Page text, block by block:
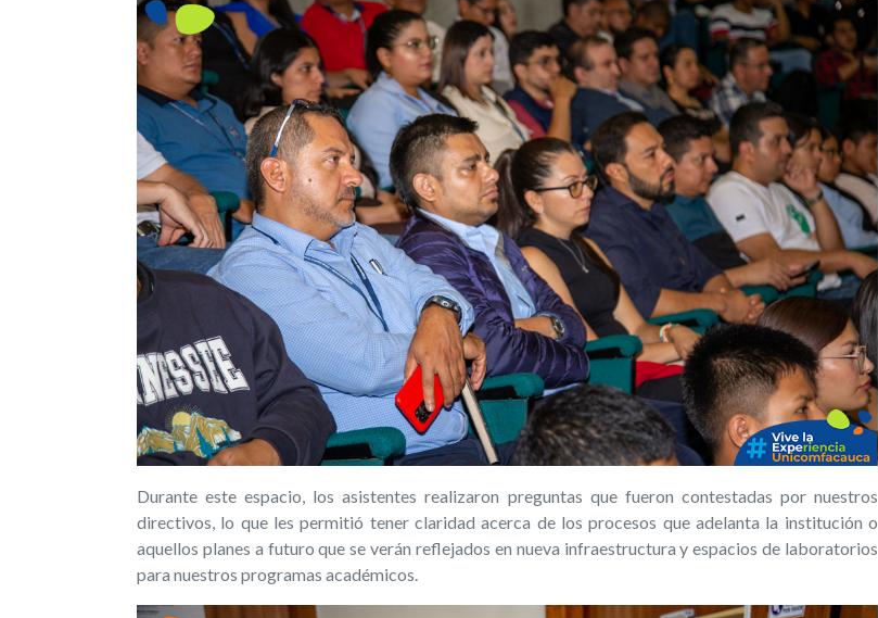
Durante este espacio, los asistentes realizaron preguntas que fueron contestadas por nuestros
directivos, lo que les permitió tener claridad acerca de los procesos que adelanta la institución o
aquellos planes a futuro que se verán reflejados en nueva infraestructura y espacios de laboratorios
para nuestros programas académicos.